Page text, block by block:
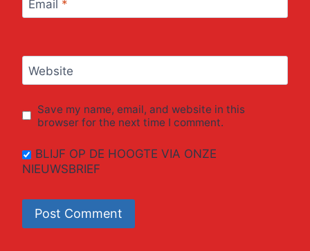
Email *
Website
Save my name, email, and website in this
browser for the next time I comment.
BLIJF OP DE HOOGTE VIA ONZE
NIEUWSBRIEF